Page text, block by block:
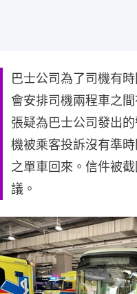
巴士公司為了司機有
會安排司機兩程車之
張疑為巴士公司發出
機被乘客投訴沒有準
之單車回來。信件被
議。